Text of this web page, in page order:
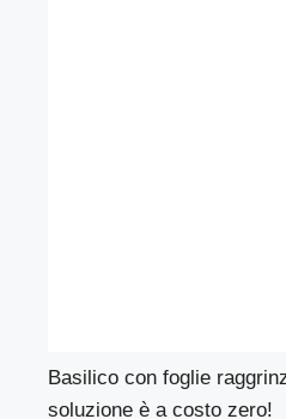
Basilico con foglie
soluzione è a costo zero!